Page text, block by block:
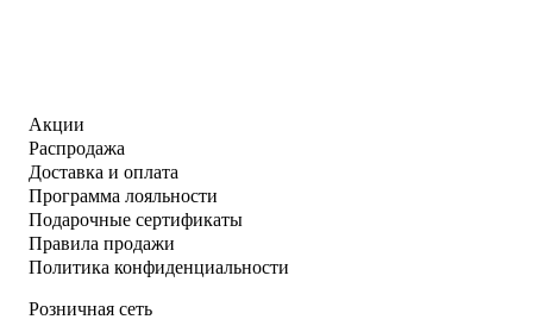
Акции
Распродажа
Доставка и оплата
Программа лояльности
Подарочные сертификаты
Правила продажи
Политика конфиденциальности
Розничная сеть